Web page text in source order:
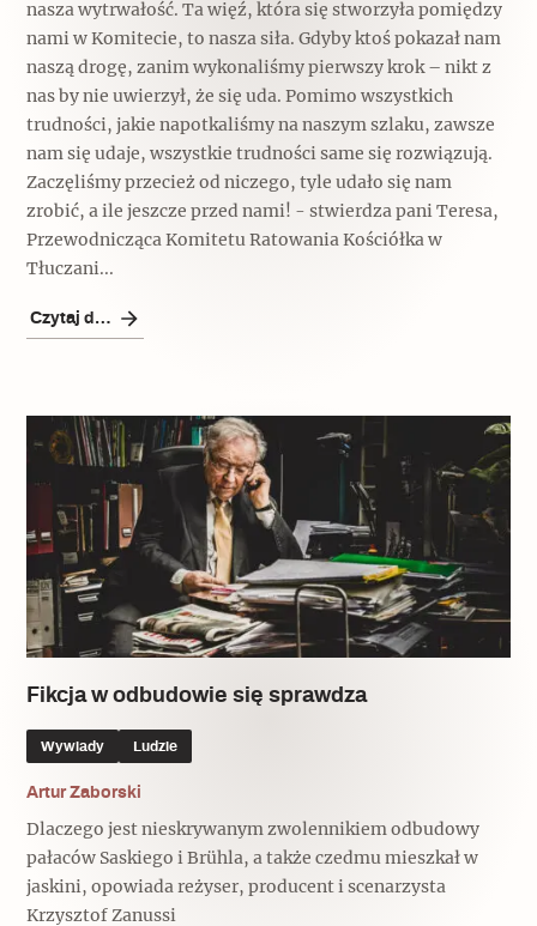
nasza wytrwałość. Ta więź, która się stworzyła pomiędzy
nami w Komitecie, to nasza siła. Gdyby ktoś pokazał nam
naszą drogę, zanim wykonaliśmy pierwszy krok – nikt z
nas by nie uwierzył, że się uda. Pomimo wszystkich
trudności, jakie napotkaliśmy na naszym szlaku, zawsze
nam się udaje, wszystkie trudności same się rozwiązują.
Zaczęliśmy przecież od niczego, tyle udało się nam
zrobić, a ile jeszcze przed nami! - stwierdza pani Teresa,
Przewodnicząca Komitetu Ratowania Kościółka w
Tłuczani...
Czytaj dalej
Fikcja w odbudowie się sprawdza
Wywiady Ludzie
Artur Zaborski
Dlaczego jest nieskrywanym zwolennikiem odbudowy
pałaców Saskiego i Brühla, a także czedmu mieszkał w
jaskini, opowiada reżyser, producent i scenarzysta
Krzysztof Zanussi